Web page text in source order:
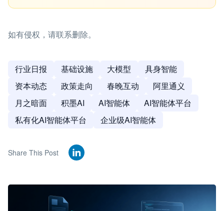
如有侵权，请联系删除。
行业日报 基础设施 大模型
具身智能
资本动态
政策走向 春晚互动
阿里通义
月之暗面
积墨AI AI智能体
AI智能体平台
私有化AI智能体平台
企业级AI智能体
Share This Post